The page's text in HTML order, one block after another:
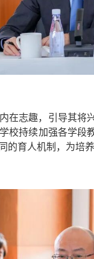
在志趣，引导其
校持续加强各学
育人机制，为培